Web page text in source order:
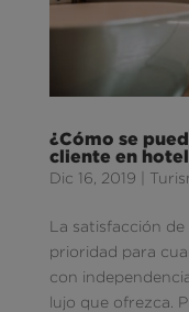
¿Cómo se
cliente en
Dic 16, 2019
La satisfacción de
prioridad para
con
lujo que ofrezca.